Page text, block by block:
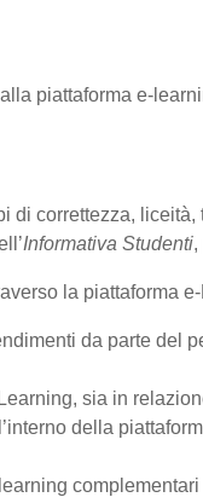
piattaforma e-
correttezza,
Informativa Studenti,
la piattaforma
da parte del
sia in
della